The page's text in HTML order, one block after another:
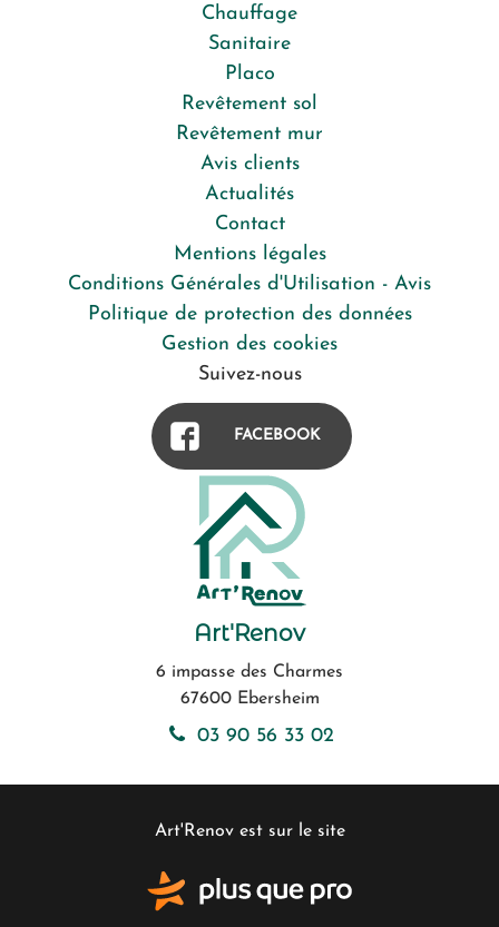
Chauffage
Sanitaire
Placo
Revêtement sol
Revêtement mur
Avis clients
Actualités
Contact
Mentions légales
Conditions Générales d'Utilisation - Avis
Politique de protection des données
Gestion des cookies
Suivez-nous
FACEBOOK
Art'Renov
6 impasse des Charmes
67600 Ebersheim
03 90 56 33 02
Art'Renov est sur le site